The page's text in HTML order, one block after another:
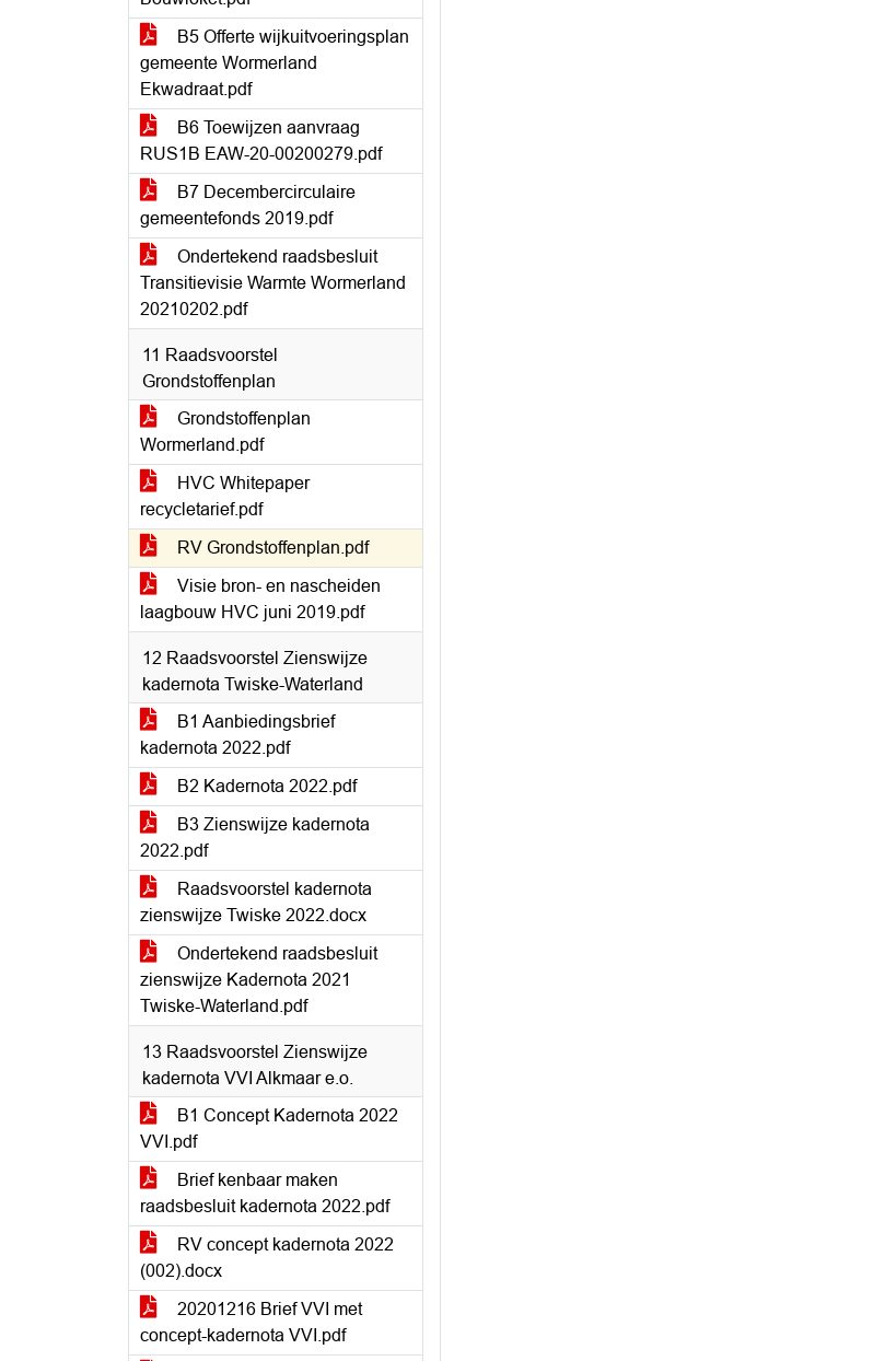
B5 Offerte wijkuitvoeringsplan
gemeente Wormerland
Ekwadraat.pdf
B6 Toewijzen aanvraag
RUS1B EAW-20-00200279.pdf
B7 Decembercirculaire
gemeentefonds 2019.pdf
Ondertekend raadsbesluit
Transitievisie Warmte Wormerland
20210202.pdf
11 Raadsvoorstel
Grondstoffenplan
Grondstoffenplan
Wormerland.pdf
HVC Whitepaper
recycletarief.pdf
RV Grondstoffenplan.pdf
Visie bron- en nascheiden
laagbouw HVC juni 2019.pdf
12 Raadsvoorstel Zienswijze
kadernota Twiske-Waterland
B1 Aanbiedingsbrief
kadernota 2022.pdf
B2 Kadernota 2022.pdf
B3 Zienswijze kadernota
2022.pdf
Raadsvoorstel kadernota
zienswijze Twiske 2022.docx
Ondertekend raadsbesluit
zienswijze Kadernota 2021
Twiske-Waterland.pdf
13 Raadsvoorstel Zienswijze
kadernota VVI Alkmaar e.o.
B1 Concept Kadernota 2022
VVI.pdf
Brief kenbaar maken
raadsbesluit kadernota 2022.pdf
RV concept kadernota 2022
(002).docx
20201216 Brief VVI met
concept-kadernota VVI.pdf